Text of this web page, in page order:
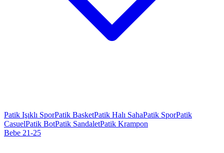
Patik Işıklı SporPatik BasketPatik Halı SahaPatik SporPatik
CasuelPatik BotPatik SandaletPatik Krampon
Bebe 21-25